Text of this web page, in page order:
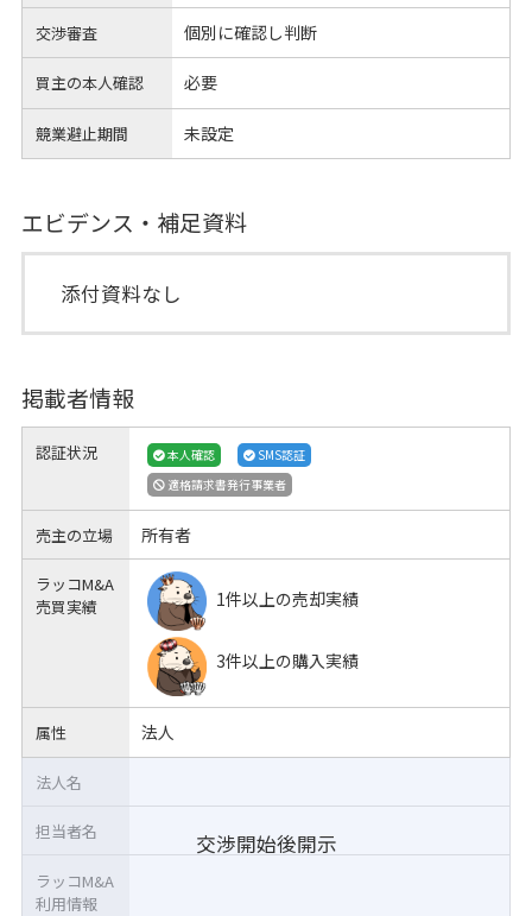
交渉審査 個別に確認し判断
買主の本人確認 必要
競業避止期間 未設定
エビデンス・補足資料
添付資料なし
掲載者情報
認証状況 本人確認
SMS認証
適格請求書発行事業者
売主の立場 所有者
ラッコM&A
売買実績
1件以上の売却実績
3件以上の購入実績
属性 法人
交渉開始後開示
法人名
担当者名
ラッコM&A
利用情報